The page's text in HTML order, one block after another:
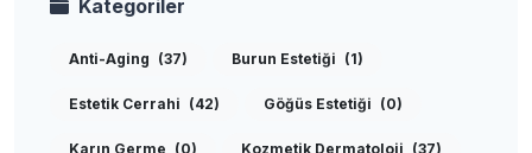
Kategoriler
Anti-Aging (37) Burun Estetiği (1)
Estetik Cerrahi (42) Göğüs Estetiği (0)
Karın Germe (0) Kozmetik Dermatoloji (37)